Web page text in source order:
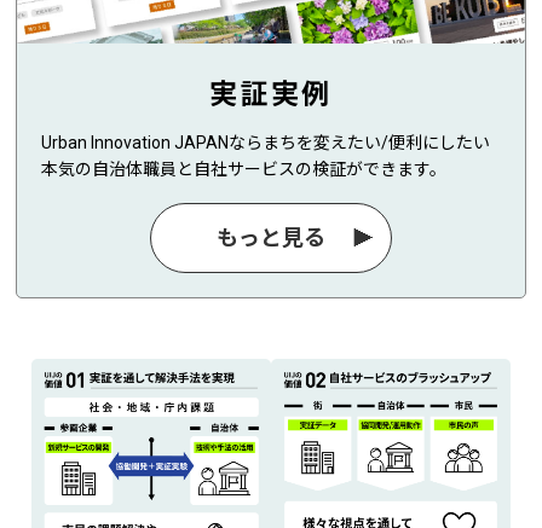
実証実例
Urban Innovation JAPANならまちを変えたい/便利にしたい
本気の自治体職員と自社サービスの検証ができます。
もっと見る